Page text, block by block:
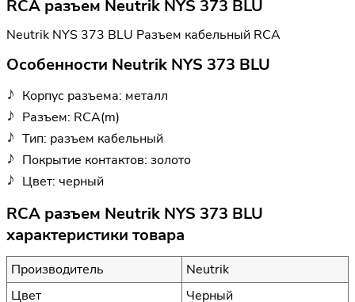
RCA разъем Neutrik NYS 373 BLU
Neutrik NYS 373 BLU Разъем кабельный RCA
Особенности Neutrik NYS 373 BLU
Корпус разъема: металл
Разъем: RCA(m)
Тип: разъем кабельный
Покрытие контактов: золото
Цвет: черный
RCA разъем Neutrik NYS 373 BLU
характеристики товара
Производитель
Neutrik
Цвет
Черный